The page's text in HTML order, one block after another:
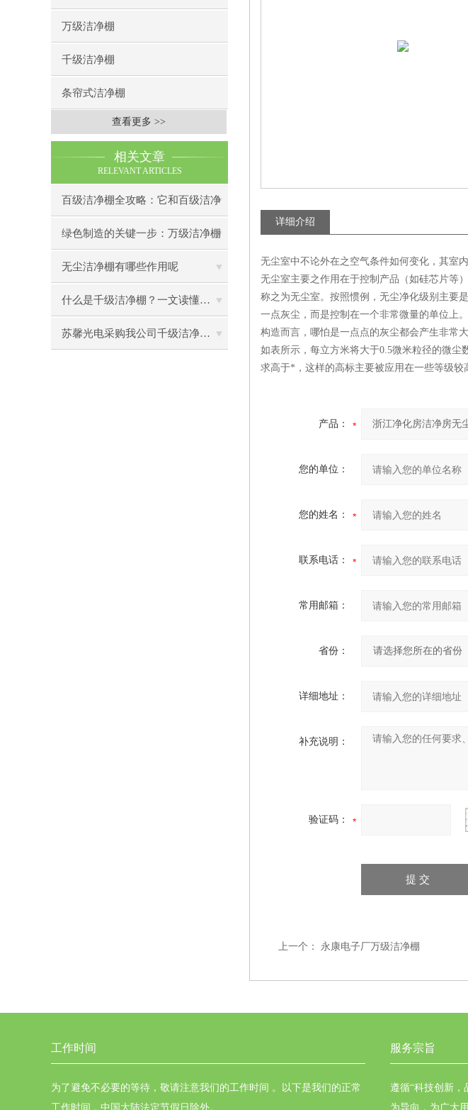
万级洁净棚
千级洁净棚
条帘式洁净棚
查看更多 >>
相关文章
RELEVANT ARTICLES
百级洁净棚全攻略：它和百级洁净
室到底有什么区别？
绿色制造的关键一步：万级洁净棚
助力环保型半导体产业发展
无尘洁净棚有哪些作用呢
什么是千级洁净棚？一文读懂其结构特点与局部净化优势
苏馨光电采购我公司千级洁净棚普通工作台一批（7月07日）已顺利交货
详细介绍
无尘室中不论外在之空气条件如何变化，其室
无尘室主要之作用在于控制产品（如硅芯片等
称之为无尘室。按照惯例，无尘净化级别主要
一点灰尘，而是控制在一个非常微量的单位上
构造而言，哪怕是一点点的灰尘都会产生非常
如表所示，每立方米将大于0.5微米粒径的微
求高于*，这样的高标主要被应用在一些等级较
产品：
您的单位：
您的姓名：
联系电话：
常用邮箱：
省份：
详细地址：
补充说明：
验证码：
上一个： 永康电子厂万级洁净棚
工作时间
为了避免不必要的等待，敬请注意我们的工作时间 。以下是我们的正常
工作时间，中国大陆法定节假日除外。
服务宗旨
遵循“科技创新，
为导向，为广大